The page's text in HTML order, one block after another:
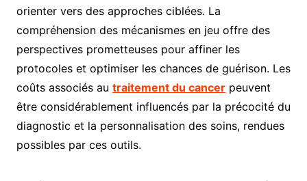
orienter vers des approches ciblées. La
compréhension des mécanismes en jeu offre des
perspectives prometteuses pour affiner les
protocoles et optimiser les chances de guérison. Les
coûts associés au traitement du cancerpeuvent
être considérablement influencés par la précocité du
diagnostic et la personnalisation des soins, rendues
possibles par ces outils.